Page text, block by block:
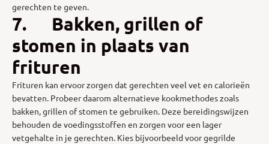
gerechten te geven.
7. Bakken, grillen of
stomen in plaats van
frituren
Frituren kan ervoor zorgen dat gerechten veel vet en calorieën
bevatten. Probeer daarom alternatieve kookmethodes zoals
bakken, grillen of stomen te gebruiken. Deze bereidingswijzen
behouden de voedingsstoffen en zorgen voor een lager
vetgehalte in je gerechten. Kies bijvoorbeeld voor gegrilde